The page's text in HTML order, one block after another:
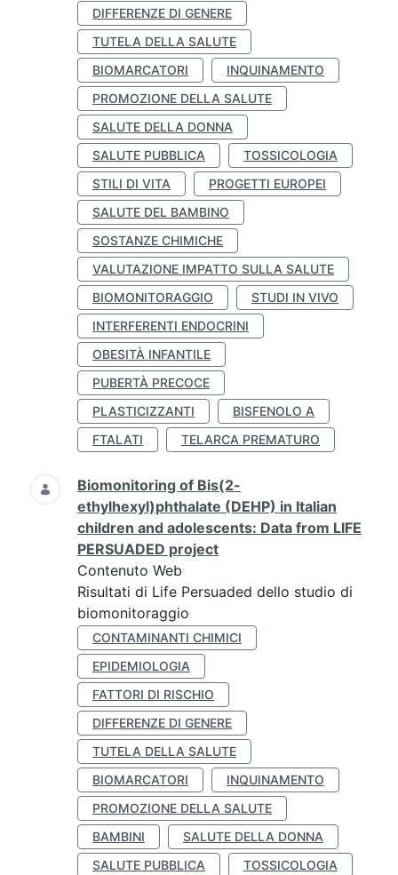
DIFFERENZE DI GENERE
TUTELA DELLA SALUTE
BIOMARCATORI
INQUINAMENTO
PROMOZIONE DELLA SALUTE
SALUTE DELLA DONNA
SALUTE PUBBLICA
TOSSICOLOGIA
STILI DI VITA
PROGETTI EUROPEI
SALUTE DEL BAMBINO
SOSTANZE CHIMICHE
VALUTAZIONE IMPATTO SULLA SALUTE
BIOMONITORAGGIO
STUDI IN VIVO
INTERFERENTI ENDOCRINI
OBESITÀ INFANTILE
PUBERTÀ PRECOCE
PLASTICIZZANTI
BISFENOLO A
FTALATI
TELARCA PREMATURO
Biomonitoring of Bis(2-
ethylhexyl)phthalate (DEHP) in Italian
children and adolescents: Data from LIFE
PERSUADED project
Contenuto Web
Risultati di Life Persuaded dello studio di
biomonitoraggio
CONTAMINANTI CHIMICI
EPIDEMIOLOGIA
FATTORI DI RISCHIO
DIFFERENZE DI GENERE
TUTELA DELLA SALUTE
BIOMARCATORI
INQUINAMENTO
PROMOZIONE DELLA SALUTE
BAMBINI
SALUTE DELLA DONNA
SALUTE PUBBLICA
TOSSICOLOGIA